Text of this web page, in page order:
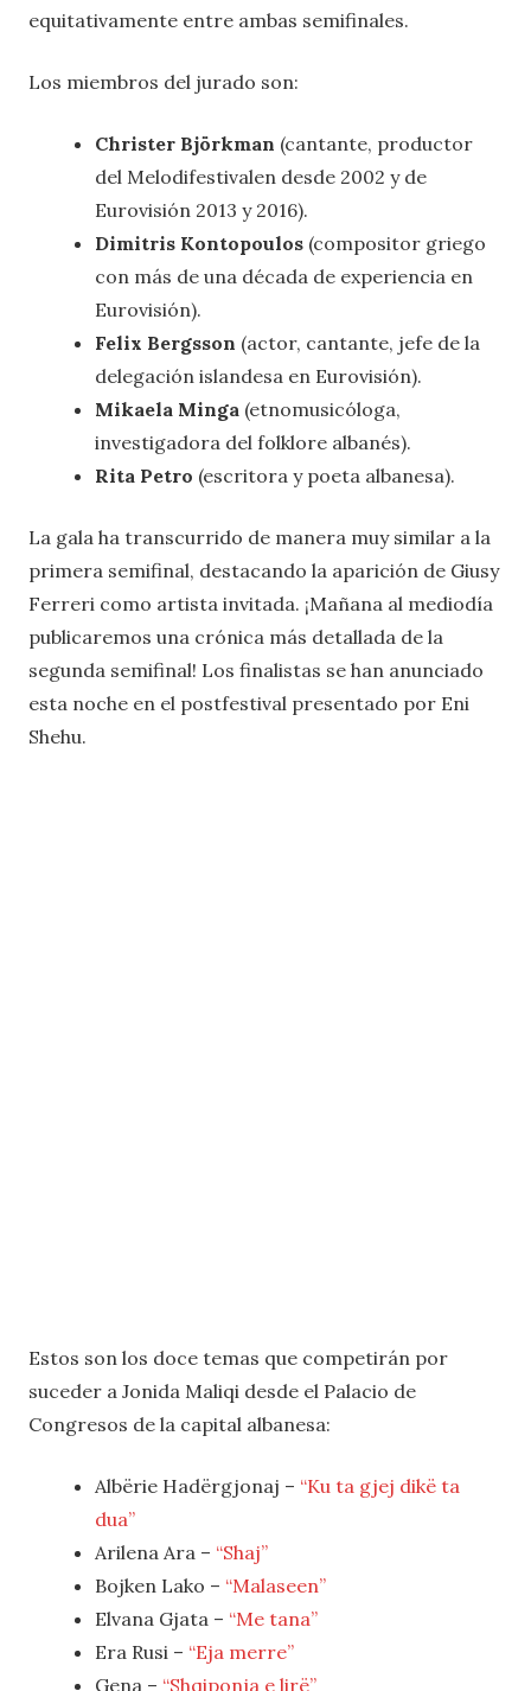
equitativamente entre ambas semifinales.
Los miembros del jurado son:
Christer Björkman (cantante, productor
del Melodifestivalen desde 2002 y de
Eurovisión 2013 y 2016).
Dimitris Kontopoulos (compositor griego
con más de una década de experiencia en
Eurovisión).
Felix Bergsson (actor, cantante, jefe de la
delegación islandesa en Eurovisión).
Mikaela Minga (etnomusicóloga,
investigadora del folklore albanés).
Rita Petro (escritora y poeta albanesa).
La gala ha transcurrido de manera muy similar a la
primera semifinal, destacando la aparición de Giusy
Ferreri como artista invitada. ¡Mañana al mediodía
publicaremos una crónica más detallada de la
segunda semifinal! Los finalistas se han anunciado
esta noche en el postfestival presentado por Eni
Shehu.
Estos son los doce temas que competirán por
suceder a Jonida Maliqi desde el Palacio de
Congresos de la capital albanesa:
Albërie Hadërgjonaj – “Ku ta gjej dikë ta
dua”
Arilena Ara – “Shaj”
Bojken Lako – “Malaseen”
Elvana Gjata – “Me tana”
Era Rusi – “Eja merre”
Gena – “Shqiponja e lirë”